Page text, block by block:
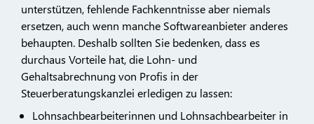
unterstützen, fehlende Fachkenntnisse aber niemals
ersetzen, auch wenn manche Softwareanbieter anderes
behaupten. Deshalb sollten Sie bedenken, dass es
durchaus Vorteile hat, die Lohn- und
Gehaltsabrechnung von Profis in der
Steuerberatungskanzlei erledigen zu lassen:
Lohnsachbearbeiterinnen und Lohnsachbearbeiter in